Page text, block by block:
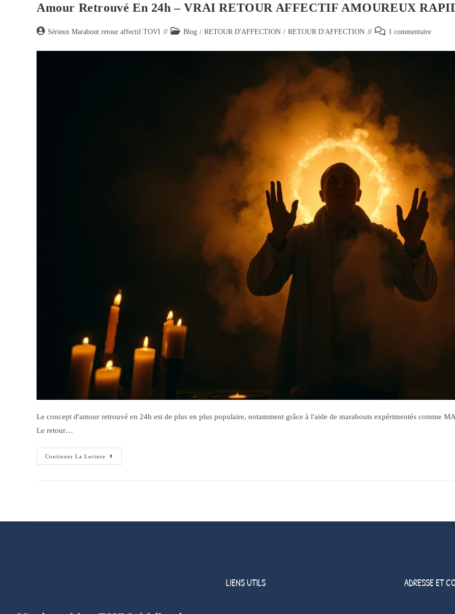
Amour Retrouvé En 24h – VRAI RETOUR AFFECTIF AMOUREUX
Sérieux Marabout retour affectif TOVI Blog / RETOUR D'AFFECTION / RETOUR D'AFFECTION 1 commentaire
Le concept d'amour retrouvé en 24h est de plus en plus populaire, notamment grâce à l'aide de marabouts expérimentés comme
Le retour…
Continuer La Lecture
LIENS UTILS ADRESSE ET